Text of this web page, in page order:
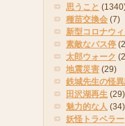
思うこと
種苗交換会 (7)
新型コロナウ
素敵なバス停
太郎ウォーク
地震災害 (29)
鉄城先生の怪
田沢湖再生 (29)
魅力的な人 (34)
妖怪トラベラー